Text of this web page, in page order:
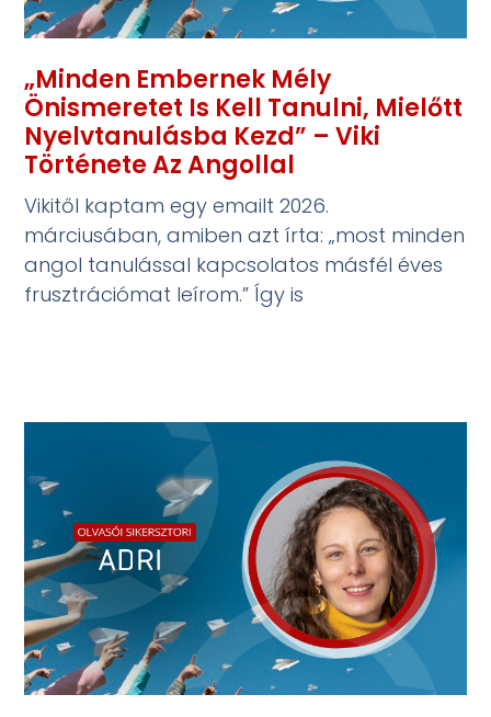
„Minden Embernek Mély
Önismeretet Is Kell Tanulni, Mielőtt
Nyelvtanulásba Kezd” – Viki
Története Az Angollal
Vikitől kaptam egy emailt 2026.
márciusában, amiben azt írta: „most minden
angol tanulással kapcsolatos másfél éves
frusztrációmat leírom.” Így is